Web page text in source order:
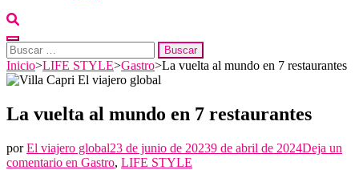
Buscar:
Inicio>LIFE STYLE>Gastro>La vuelta al mundo en 7 restaurantes
La vuelta al mundo en 7 restaurantes
porEl viajero global23 de junio de 20239 de abril de 2024Deja un
comentario en La
Gastro, LIFE STYLE